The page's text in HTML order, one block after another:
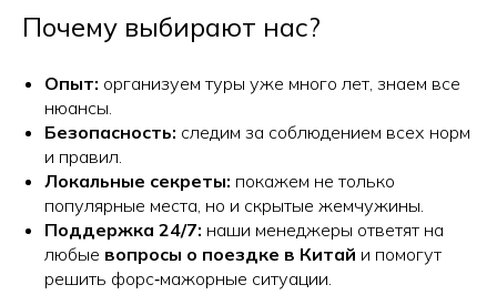
Почему выбирают нас?
Опыт: организуем туры уже много лет, знаем все
нюансы.
Безопасность: следим за соблюдением всех норм
и правил.
Локальные секреты: покажем не только
популярные места, но и скрытые жемчужины.
Поддержка 24/7: наши менеджеры ответят на
любые вопросы о поездке в Китай и помогут
решить форс‑мажорные ситуации.